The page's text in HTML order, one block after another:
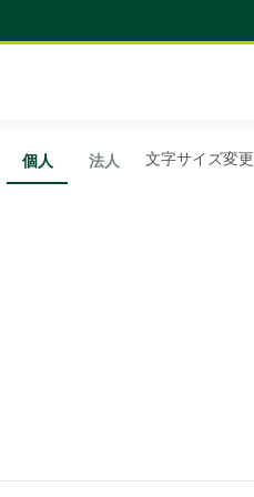
個人 法人 文字サイズ変更